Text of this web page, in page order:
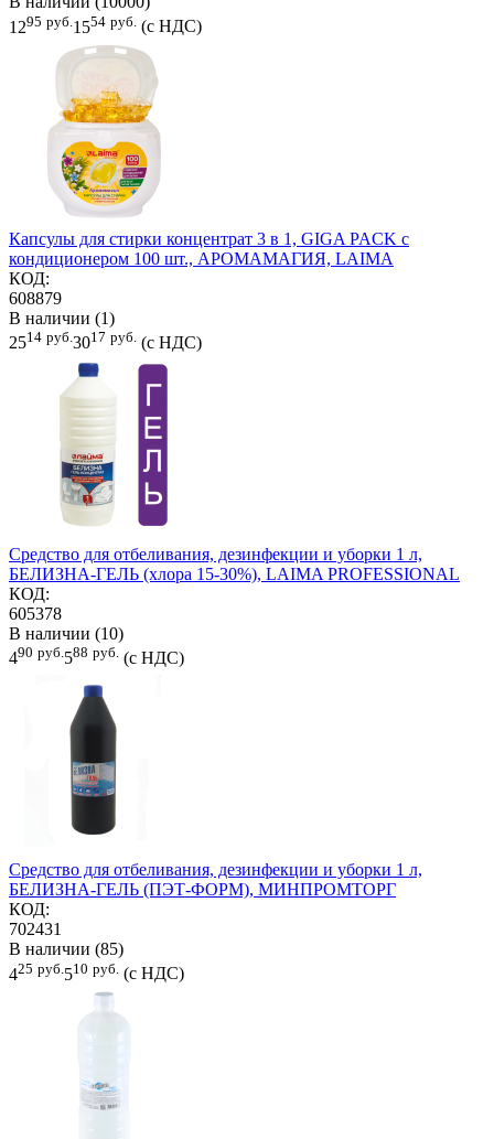
1295 руб. 1554 руб. (с НДС)
Капсулы для стирки концентрат 3 в 1, GIGA PACK с
кондиционером 100 шт., АРОМАМАГИЯ, LAIMA
КОД:
608879
В наличии (1)
2514 руб. 3017 руб. (с НДС)
Средство для отбеливания, дезинфекции и уборки 1 л,
БЕЛИЗНА-ГЕЛЬ (хлора 15-30%), LAIMA PROFESSIONAL
КОД:
605378
В наличии (10)
490 руб.588 руб. (с НДС)
Средство для отбеливания, дезинфекции и уборки 1 л,
БЕЛИЗНА-ГЕЛЬ (ПЭТ-ФОРМ), МИНПРОМТОРГ
КОД:
702431
В наличии (85)
425 руб. 510 руб. (с НДС)